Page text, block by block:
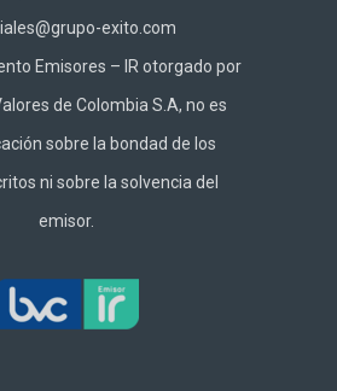
exito.com
Emisores – IR otorgado por
de Colombia S.A, no es
sobre la bondad de los
ni sobre la solvencia del
emisor.